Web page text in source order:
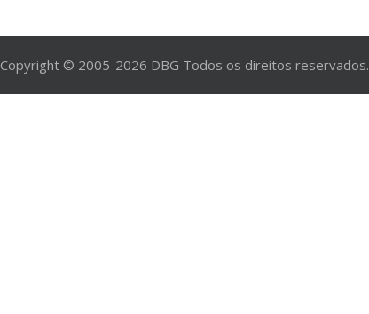
Copyright © 2005-2026 DBG Todos os direitos reservados.